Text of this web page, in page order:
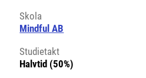
Skola
Mindful AB
Studietakt
Halvtid (50%)